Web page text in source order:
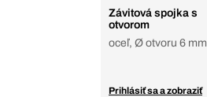
Závitová spojka s
otvorom
oceľ, Ø otvoru 6 mm
Prihlásiť sa a zobraziť